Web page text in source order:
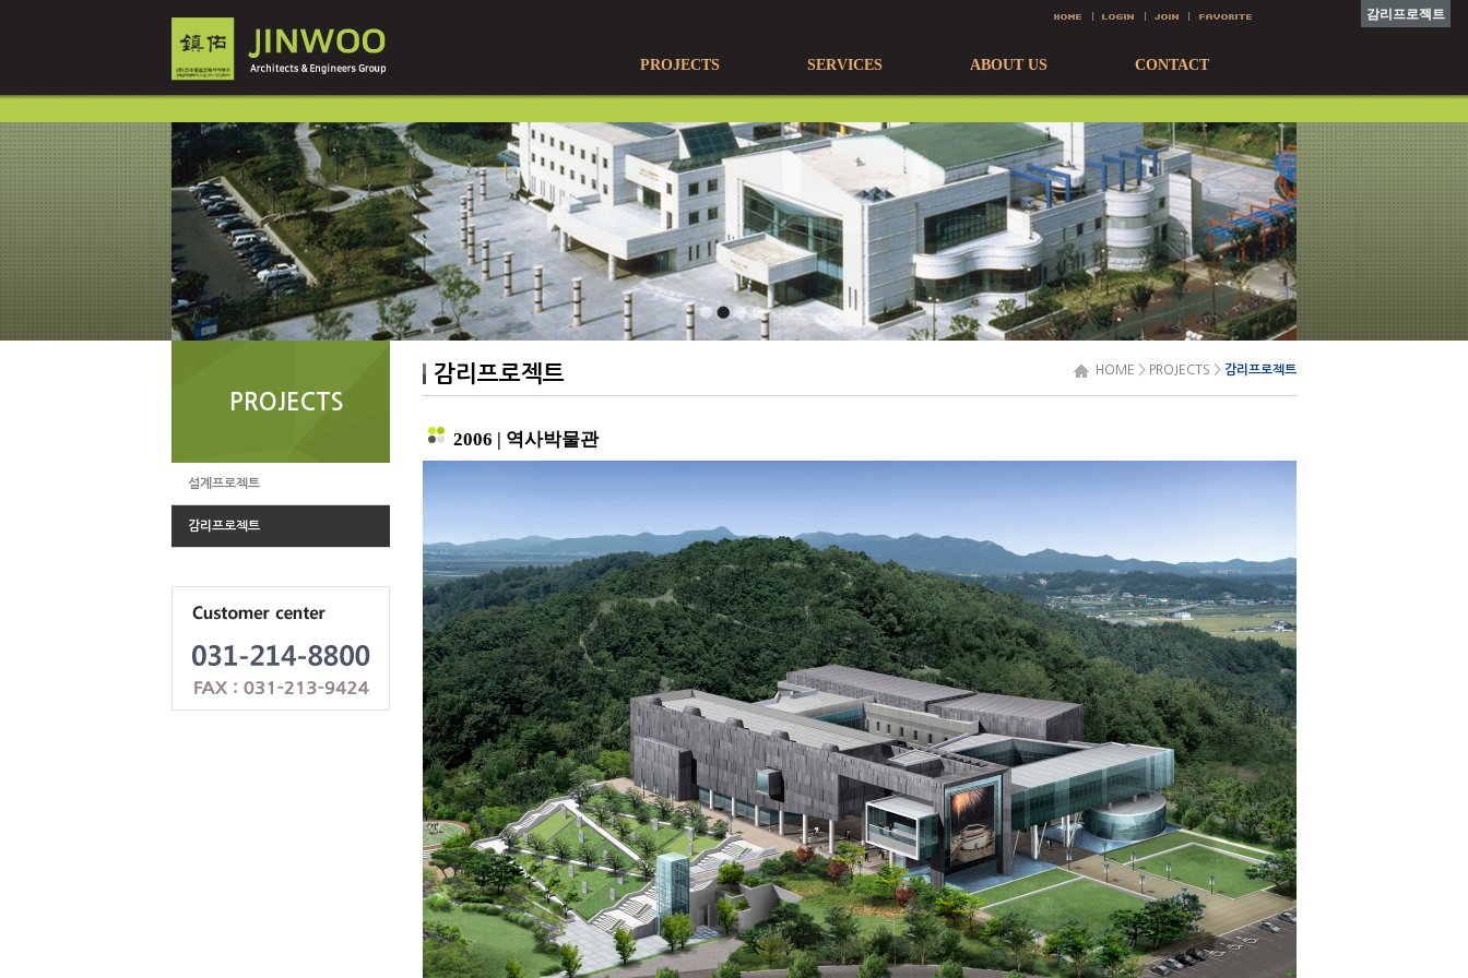
PROJECTS SERVICES ABOUT US CONTACT
PROJECTS
설계프로젝트
감리프로젝트
감리프로젝트 HOME > PROJECTS > 감리프로젝트
감리프로젝트
2006 | 역사박물관